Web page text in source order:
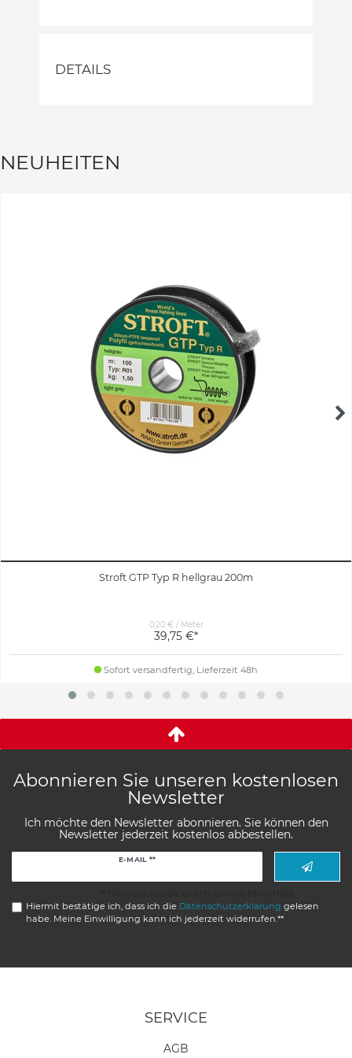
DETAILS
NEUHEITEN
Stroft GTP Typ R hellgrau 200m
0,20 € / Meter
39,75 €*
Sofort versandfertig, Lieferzeit 48h
Abonnieren Sie unseren kostenlosen
Newsletter
Ich möchte den Newsletter abonnieren. Sie können den
Newsletter jederzeit kostenlos abbestellen.
E-MAIL **
Hiermit bestätige ich, dass ich die Daten­schutz­erklärung gelesen
habe. Meine Einwilligung kann ich jederzeit widerrufen.**
SERVICE
AGB